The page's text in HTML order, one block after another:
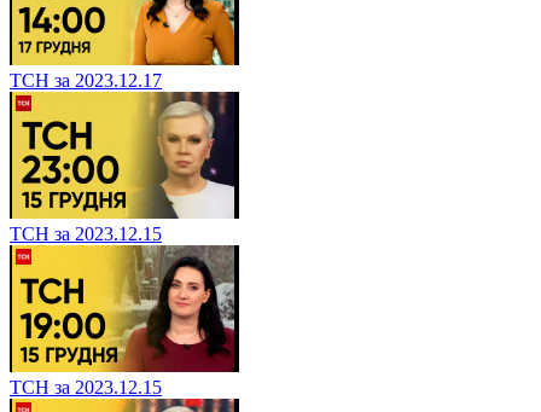
ТСН за 2023.12.17
ТСН за 2023.12.15
ТСН за 2023.12.15